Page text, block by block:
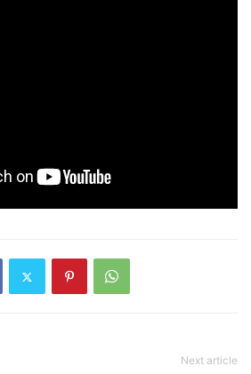
Next article